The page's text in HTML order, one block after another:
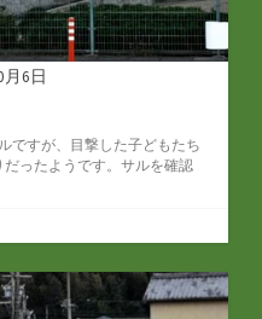
月6日
ですが、目撃した子どもたち
ったようです。サルを確認